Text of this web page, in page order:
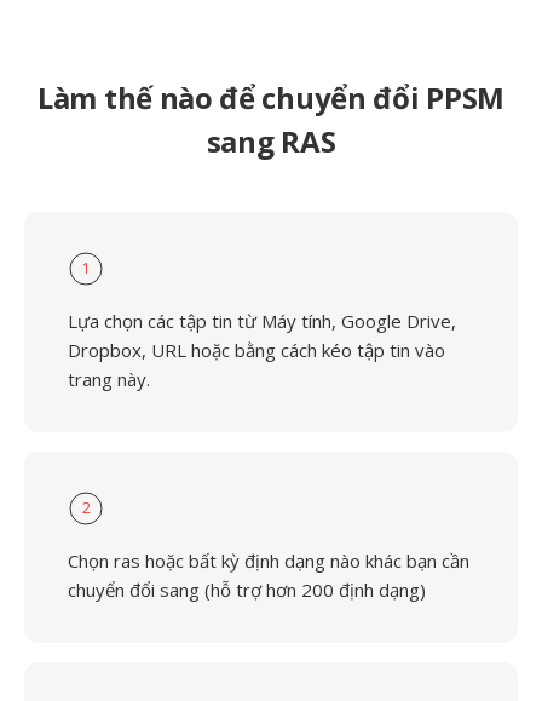
Làm thế nào để chuyển đổi PPSM
sang RAS
1
Lựa chọn các tập tin từ Máy tính, Google Drive,
Dropbox, URL hoặc bằng cách kéo tập tin vào
trang này.
2
Chọn ras hoặc bất kỳ định dạng nào khác bạn cần
chuyển đổi sang (hỗ trợ hơn 200 định dạng)